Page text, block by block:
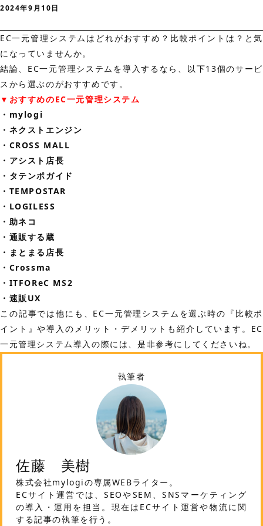
2024年9月10日
EC一元管理システムはどれがおすすめ？比較ポイントは？と気
になっていませんか。
結論、EC一元管理システムを導入するなら、以下13個のサービ
スから選ぶのがおすすめです。
▼おすすめのEC一元管理システム
・mylogi
・ネクストエンジン
・CROSS MALL
・アシスト店長
・タテンポガイド
・TEMPOSTAR
・LOGILESS
・助ネコ
・通販する蔵
・まとまる店長
・Crossma
・ITFOReC MS2
・速販UX
この記事では他にも、EC一元管理システムを選ぶ時の『比較ポ
イント』や導入のメリット・デメリットも紹介しています。EC
一元管理システム導入の際には、是非参考にしてくださいね。
執筆者
佐藤 美樹
株式会社mylogiの専属WEBライター。
ECサイト運営では、SEOやSEM、SNSマーケティング
の導入・運用を担当。現在はECサイト運営や物流に関
する記事の執筆を行う。